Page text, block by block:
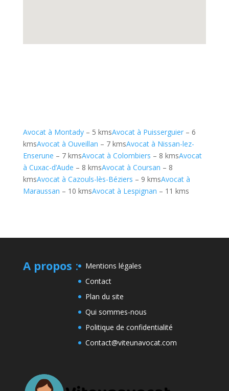
Avocat à Montady– 5 kmsAvocat à Puisserguier– 6
kmsAvocat à Ouveillan – 7 kmsAvocat à Nissan-lez-
Enserune – 7 kmsAvocat à Colombiers – 8 kmsAvocat
à Cuxac-d’Aude – 8 kmsAvocat à Coursan – 8
kmsAvocat à Cazouls-lès-Béziers – 9 kmsAvocat à
Maraussan – 10 kmsAvocat à Lespignan – 11 kms
A propos :
Mentions légales
Contact
Plan du site
Qui sommes-nous
Politique de confidentialité
Contact@viteunavocat.com